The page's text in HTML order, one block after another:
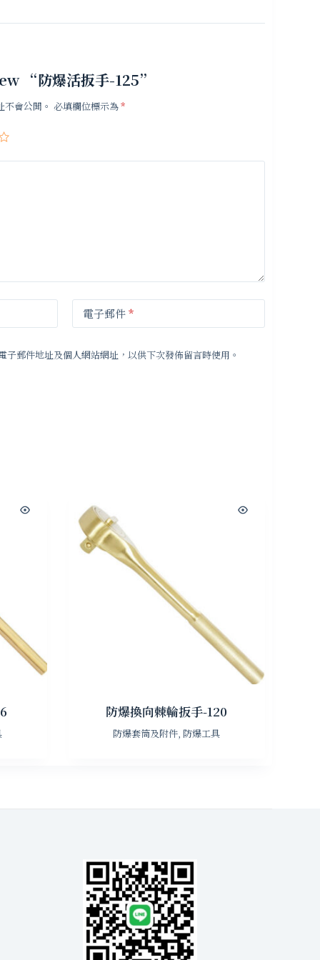
“防爆活扳手-125”
會公開。 必填欄位標示為*
電子郵件*
子郵件地址及個人網站網址，以供下次發佈留言時使用。
防爆換向棘輪扳手-120
防爆套筒及附件 防爆工具